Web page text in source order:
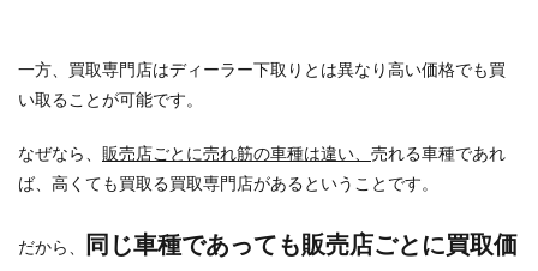
一方、買取専門店はディーラー下取りとは異なり高い価格でも買
い取ることが可能です。
なぜなら、 販売店ごとに売れ筋の車種は違い、 売れる車種であれ
ば、高くても買取る買取専門店があるということです。
だから、 同じ車種であっても販売店ごとに買取価